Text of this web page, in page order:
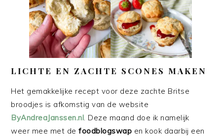
LICHTE EN ZACHTE SCONES MAKEN
Het gemakkelijke recept voor deze zachte Britse
broodjes is afkomstig van de website
ByAndreaJanssen.nl . Deze maand doe ik namelijk
weer mee met defoodblogswap en kook daarbij een